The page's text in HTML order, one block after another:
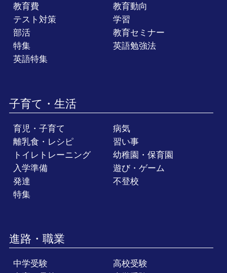
教育費
教育動向
テスト対策
学習
部活
教育セミナー
特集
英語勉強法
英語特集
子育て・生活
育児・子育て
病気
離乳食・レシピ
習い事
トイレトレーニング
幼稚園・保育園
入学準備
遊び・ゲーム
発達
不登校
特集
進路・職業
中学受験
高校受験